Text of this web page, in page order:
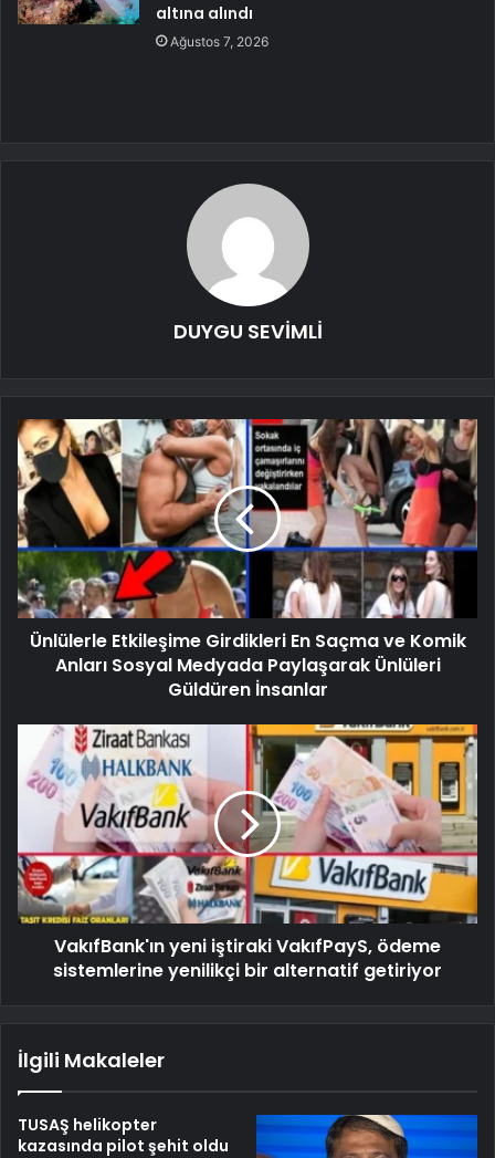
altına alındı
Ağustos 7, 2026
DUYGU SEVİMLİ
Ünlülerle Etkileşime Girdikleri En Saçma ve Komik
Anları Sosyal Medyada Paylaşarak Ünlüleri
Güldüren İnsanlar
VakıfBank'ın yeni iştiraki VakıfPayS, ödeme
sistemlerine yenilikçi bir alternatif getiriyor
İlgili Makaleler
TUSAŞ helikopter
kazasında pilot şehit oldu